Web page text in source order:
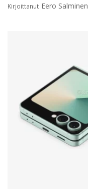
Kirjoittanut Eero Salminen